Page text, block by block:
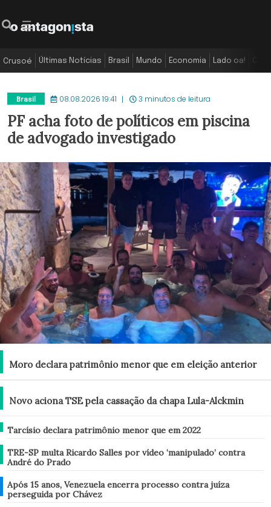
Crusoé Últimas Notícias Brasil Mundo Economia Lado oa!
Brasil 08.08.2026 19:41 3 minutos de leitura
PF acha foto de políticos em piscina
de advogado investigado
Moro declara patrimônio menor que em eleição anterior
Novo aciona TSE pela cassação da chapa Lula-Alckmin
Brasil
Tarcísio declara patrimônio menor que em 2022
Brasil
TRE-SP multa Ricardo Salles por vídeo ‘manipulado’ contra
André do Prado
Mundo
Após 15 anos, Venezuela encerra processo contra juíza
perseguida por Chávez